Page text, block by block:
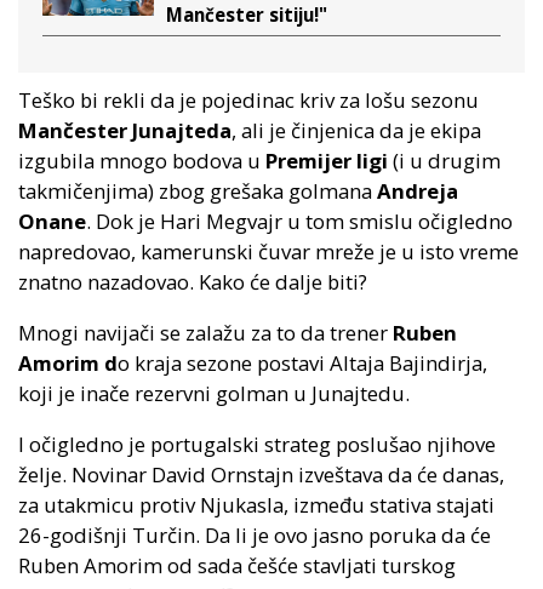
Mančester sitiju!"
Teško bi rekli da je pojedinac kriv za lošu sezonu
Mančester Junajteda, ali je činjenica da je ekipa
izgubila mnogo bodova u Premijer ligi (i u drugim
takmičenjima) zbog grešaka golmanaAndreja
Onane. Dok je Hari Megvajr u tom smislu očigledno
napredovao, kamerunski čuvar mreže je u isto vreme
znatno nazadovao. Kako će dalje biti?
Mnogi navijači se zalažu za to da trener Ruben
Amorim do kraja sezone postavi Altaja Bajindirja,
koji je inače rezervni golman u Junajtedu.
I očigledno je portugalski strateg poslušao njihove
želje. Novinar David Ornstajn izveštava da će danas,
za utakmicu protiv Njukasla, između stativa stajati
26-godišnji Turčin. Da li je ovo jasno poruka da će
Ruben Amorim od sada češće stavljati turskog